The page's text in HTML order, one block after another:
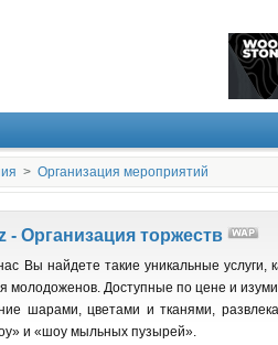
> Организация мероприятий
- Организация торжеств
Вы найдете такие уникальные услуги,
молодоженов. Доступные по цене и
шарами, цветами и тканями,
и «шоу мыльных пузырей».